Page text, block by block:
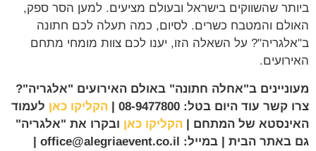
ביותר שהשווקים בישראל ובעולם מציעים. למען הסר ספק,
האולם והמטבח כשרים. לסיום, כמה תעלה לכם חתונה
ב"אלגריה"? על השאלה הזו, יענו לכם צוות מומחי מתחם
האירועים.
מעוניינים ב"אחלה חתונה" באולם האירועים "אלגריה"?
צרו קשר עוד היום בטל: 08-9477800 |
הקליקו כאן לעמוד
האינסטא של המתחם | הקליקו כאן ובקרו את "אלגריה"
גם באתר הבית | במייל: office@alegriaevent.co.il |